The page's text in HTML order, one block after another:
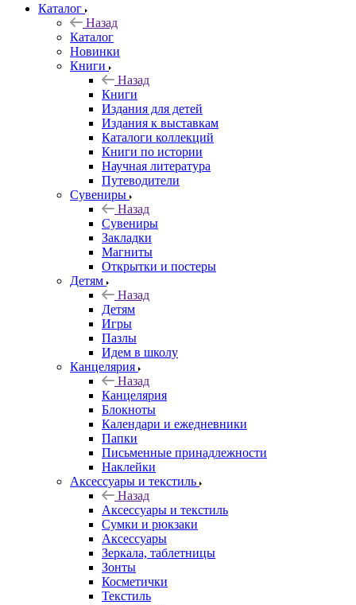
Каталог
Назад
Каталог
Новинки
Книги
Назад
Книги
Издания для детей
Издания к выставкам
Каталоги коллекций
Книги по истории
Научная литература
Путеводители
Сувениры
Назад
Сувениры
Закладки
Магниты
Открытки и постеры
Детям
Назад
Детям
Игры
Пазлы
Идем в школу
Канцелярия
Назад
Канцелярия
Блокноты
Календари и ежедневники
Папки
Письменные принадлежности
Наклейки
Аксессуары и текстиль
Назад
Аксессуары и текстиль
Сумки и рюкзаки
Аксессуары
Зеркала, таблетницы
Зонты
Косметички
Текстиль